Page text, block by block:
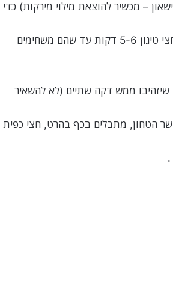
– מכשיר להוצאת מילוי מירקות) כדי
מטגנים את התפוחי אדמה אחרי שמרוקנים אותם בשמן עמוק חצי טיגון 5-6 דקות עד שהם משחימים
ממש דקה שתיים (לא להשאיר
הטחון, מתבלים בכף בהרט, חצי כפית